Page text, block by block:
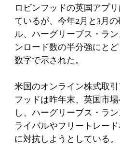
ロビンフッドの英国アプ
ているが、今年2月と3月
ル、ハーグリーブス・ラ
ンロード数の半分強にと
数字で示された。
米国のオンライン株式取
フッドは昨年末、英国市
し、ハーグリーブス・ラ
ライバルやフリートレー
に対抗しようとしている。